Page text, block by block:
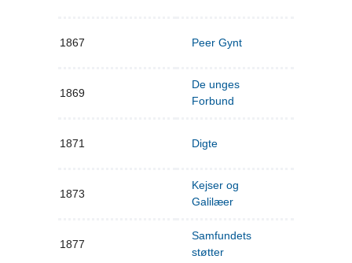
1867 Peer Gynt
1869
De unges
Forbund
1871 Digte
1873
Kejser og
Galilæer
1877
Samfundets
støtter